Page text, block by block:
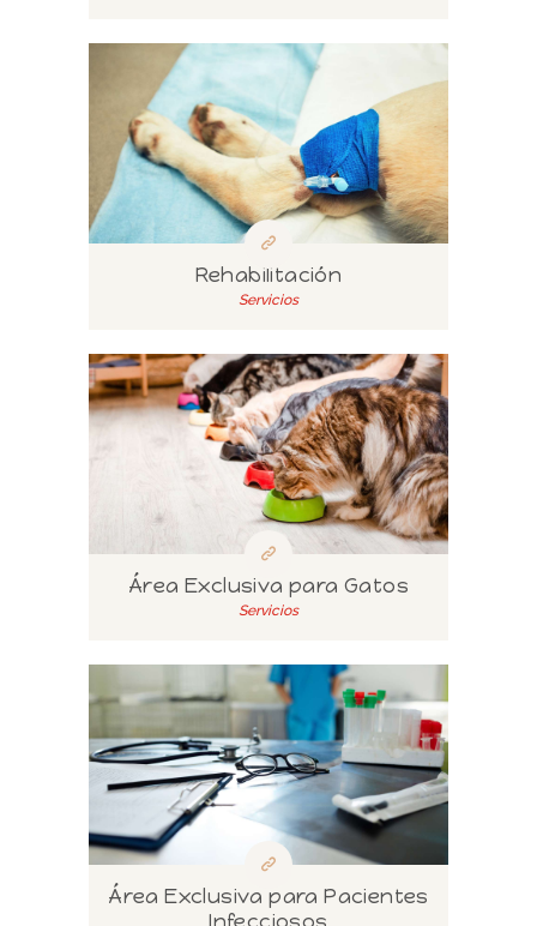
Rehabilitación
Servicios
Área Exclusiva para Gatos
Servicios
Área Exclusiva para Pacientes
Infecciosos